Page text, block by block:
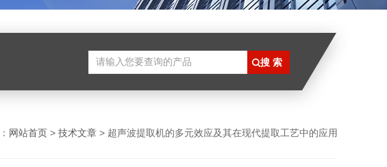
网站首页 > 技术文章 > 超声波提取机的多元效应及其在现代提取工艺中的应用